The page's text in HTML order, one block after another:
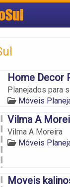
Home Decor
Planejados para
Móveis
Vilma A
Vilma A Moreira
Móveis
Moveis